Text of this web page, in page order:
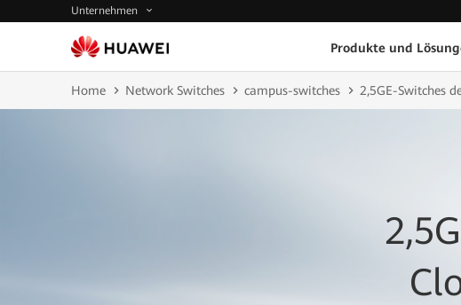
Unternehmen
Produkte und
Home Network Switches campus-switches 2,5GE-Switches